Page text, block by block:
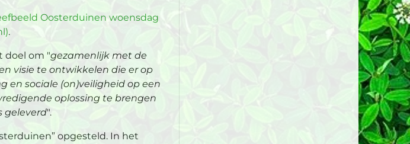
Oosterduinen woensdag
.
doel om "gezamenlijk met de
visie te ontwikkelen die er op
en sociale (on)veiligheid op een
oplossing te brengen
geleverd".
opgesteld. In het